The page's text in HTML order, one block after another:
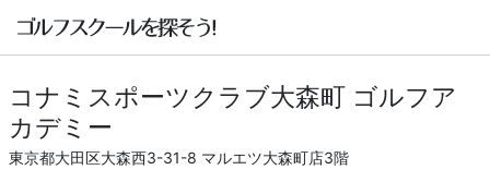
コナミスポーツクラブ大森町 ゴルフア
カデミー
東京都大田区大森西3-31-8 マルエツ大森町店3階